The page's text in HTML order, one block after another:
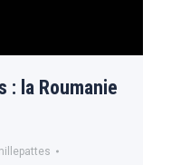
: la Roumanie